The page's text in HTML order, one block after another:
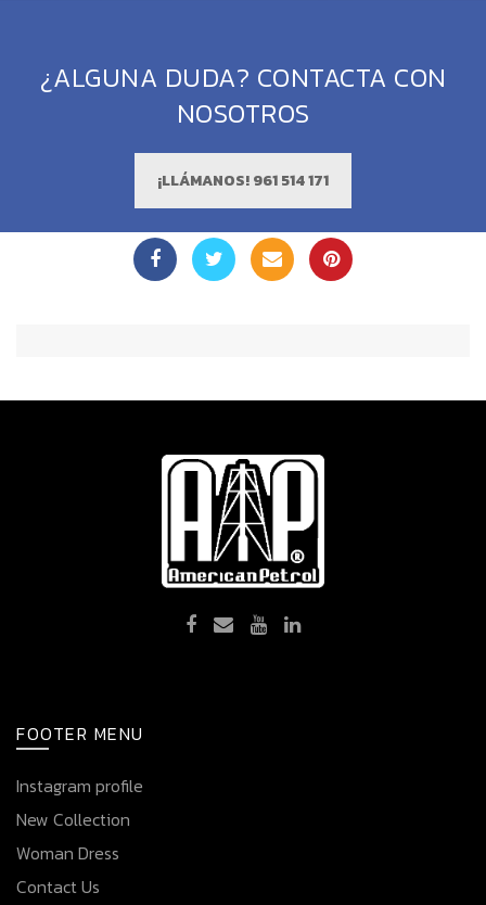
¿ALGUNA DUDA? CONTACTA CON
NOSOTROS
¡LLÁMANOS! 961 514 171
FOOTER MENU
Instagram profile
New Collection
Woman Dress
Contact Us